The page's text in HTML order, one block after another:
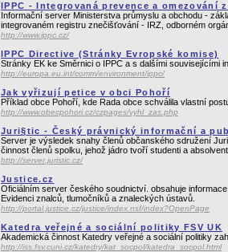
IPPC - Integrovaná prevence a
Informační server Ministerstva průmyslu a obchodu -
integrovaném registru znečišťování - IRZ, odborném
http://www.ippc.cz/
IPPC Directive (Stránky Evropské komise)
Stránky EK ke Směrnici o IPPC a s dalšími souvisejícími
http://europa.eu.int/comm/environment/ippc/
Jak vyřizují petice v obci Pohoří
Příklad obce Pohoří, kde Rada obce schválila vlastní
http://www.obecpohori.cz/czpages/vyhl_zas.php
Juri§tic - Český právnický informační a
Server je výsledek snahy členů občanského sdružení
činnost členů spolku, jehož jádro tvoří studenti a
http://server.juristic.cz/
Justice.cz
Oficiálním server českého soudnictví. obsahuje
Evidenci znalců, tlumočníků a znaleckých ústavů.
http://portal.justice.cz/justice/index.nsf/index?OpenPage
Katedra veřejné a sociální politiky FSV UK
Akademická činnost Katedry veřejné a sociální politiky
http://iss.fsv.cuni.cz/katedry/kat_socpol/katedra_socpol.html